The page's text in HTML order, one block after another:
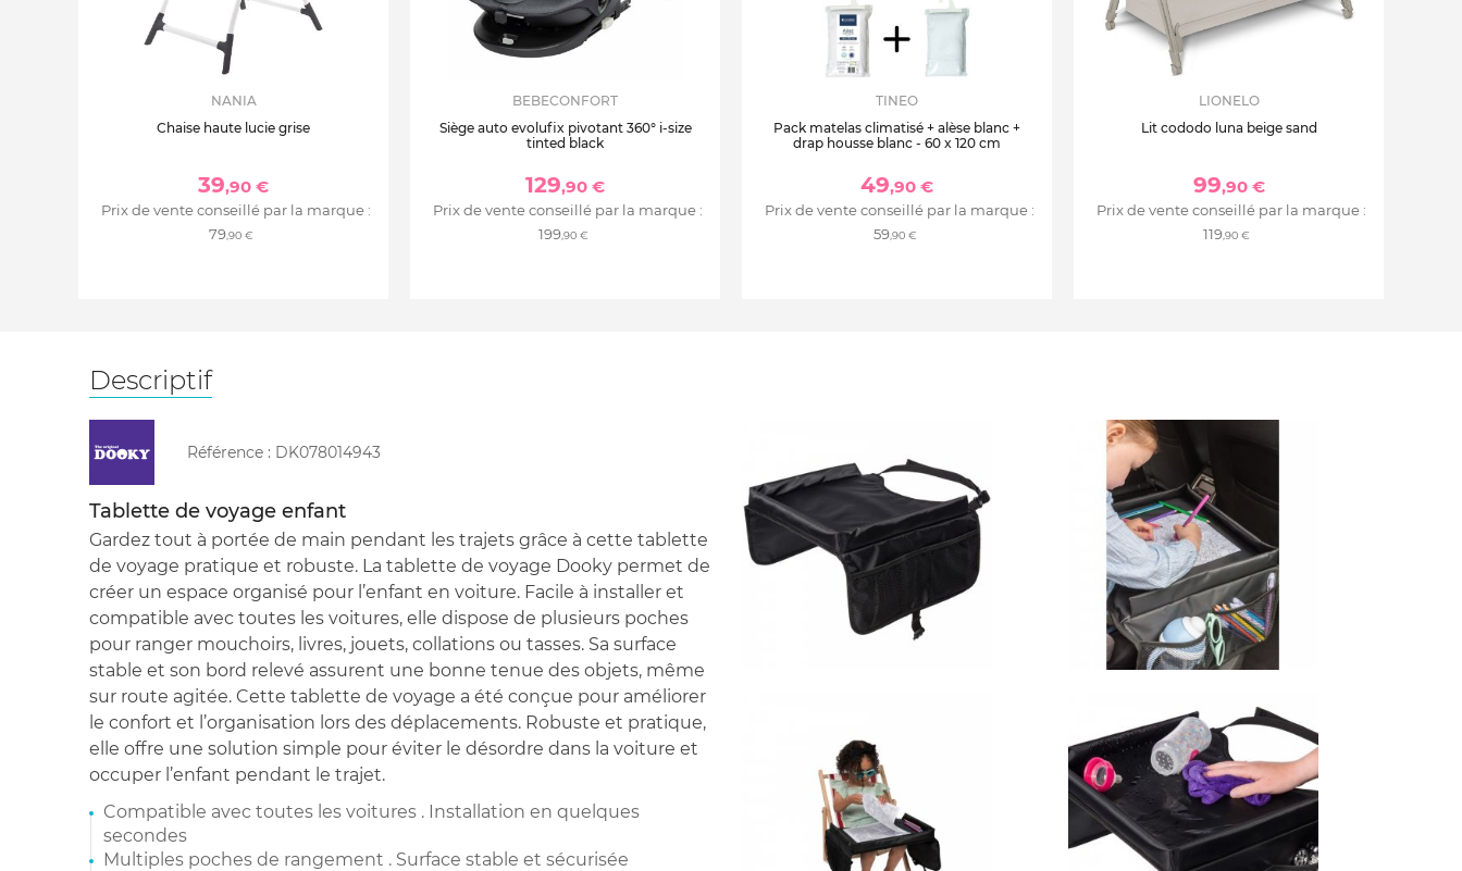
NANIA
Chaise haute lucie grise
39,90 €
Prix de vente conseillé par la marque :
79,90 €
BEBECONFORT
Siège auto evolufix pivotant 360° i-size
tinted black
129,90 €
Prix de vente conseillé par la marque :
199,90 €
TINEO
Pack matelas climatisé + alèse blanc +
drap housse blanc - 60 x 120 cm
49,90 €
Prix de vente conseillé par la marque :
59,90 €
LIONELO
Lit cododo luna beige sand
99,90 €
Prix de vente conseillé par la marque :
119,90 €
Descriptif
Référence : DK078014943
Tablette de voyage enfant
Gardez tout à portée de main pendant les trajets grâce à cette tablette
de voyage pratique et robuste. La tablette de voyage Dooky permet de
créer un espace organisé pour l’enfant en voiture. Facile à installer et
compatible avec toutes les voitures, elle dispose de plusieurs poches
pour ranger mouchoirs, livres, jouets, collations ou tasses. Sa surface
stable et son bord relevé assurent une bonne tenue des objets, même
sur route agitée. Cette tablette de voyage a été conçue pour améliorer
le confort et l’organisation lors des déplacements. Robuste et pratique,
elle offre une solution simple pour éviter le désordre dans la voiture et
occuper l’enfant pendant le trajet.
Compatible avec toutes les voitures . Installation en quelques
secondes
Multiples poches de rangement . Surface stable et sécurisée